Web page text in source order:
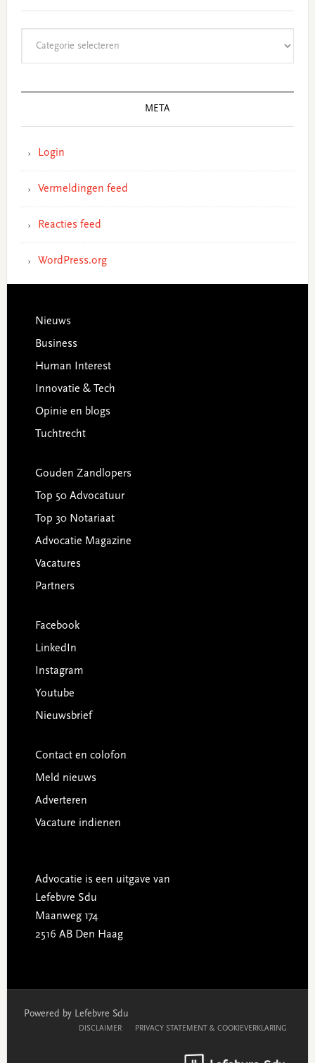
META
Login
Vermeldingen feed
Reacties feed
WordPress.org
Footer
Nieuws
Business
Human Interest
Innovatie & Tech
Opinie en blogs
Tuchtrecht
Gouden Zandlopers
Top 50 Advocatuur
Top 30 Notariaat
Advocatie Magazine
Vacatures
Partners
Facebook
LinkedIn
Instagram
Youtube
Nieuwsbrief
Contact en colofon
Meld nieuws
Adverteren
Vacature indienen
Advocatie is een uitgave van
Lefebvre Sdu
Maanweg 174
2516 AB Den Haag
Powered by Lefebvre Sdu
DISCLAIMER PRIVACY STATEMENT & COOKIEVERKLARING